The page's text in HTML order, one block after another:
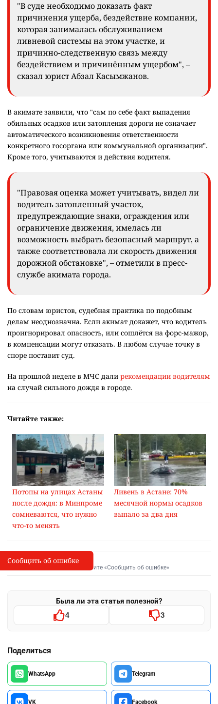
"В суде необходимо доказать факт
причинения ущерба, бездействие компании,
которая занималась обслуживанием
ливневой системы на этом участке, и
причинно-следственную связь между
бездействием и причинённым ущербом", –
сказал юрист Абзал Касымжанов.
В акимате заявили, что "сам по себе факт выпадения
обильных осадков или затопления дороги не означает
автоматического возникновения ответственности
конкретного госоргана или коммунальной организации".
Кроме того, учитываются и действия водителя.
"Правовая оценка может учитывать, видел ли
водитель затопленный участок,
предупреждающие знаки, ограждения или
ограничение движения, имелась ли
возможность выбрать безопасный маршрут, а
также соответствовала ли скорость движения
дорожной обстановке", – отметили в пресс-
службе акимата города.
По словам юристов, судебная практика по подобным
делам неоднозначна. Если акимат докажет, что водитель
проигнорировал опасность, или сошлётся на форс-мажор,
в компенсации могут отказать. В любом случае точку в
споре поставит суд.
На прошлой неделе в МЧС дали рекомендации водителям
на случай сильного дождя в городе.
Читайте также:
Потопы на улицах Астаны
после дождя: в Минпроме
сомневаются, что нужно
что-то менять
Ливень в Астане: 70%
месячной нормы осадков
выпало за два дня
I
Сообщить об опечатке
Выделите фрагмент и нажмите «Сообщить об ошибке»
Была ли эта статья полезной?
4 3
Поделиться
WhatsApp Telegram
VK Facebook
Сообщить об ошибке